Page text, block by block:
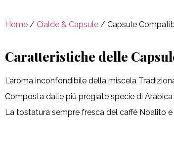
Home / Cialde & Capsule / Capsule
Caratteristiche delle
L’aroma inconfondibile della miscela
Composta dalle più pregiate specie di
La tostatura sempre fresca del caffè Noalito